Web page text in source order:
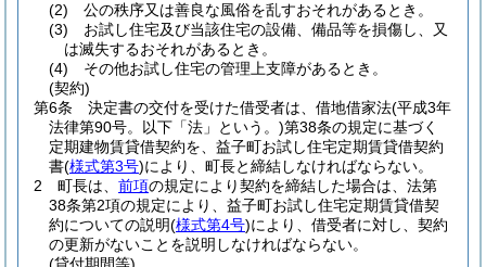
(2)
公の秩序又は善良な風俗を乱すおそれがあるとき。
(3)
お試し住宅及び当該住宅の設備、備品等を損傷し、又
は滅失するおそれがあるとき。
(4)
その他お試し住宅の管理上支障があるとき。
(契約)
第6条
決定書の交付を受けた借受者は、借地借家法(平成3年
法律第90号。以下「法」という。)第38条の規定に基づく
定期建物賃貸借契約を、益子町お試し住宅定期賃貸借契約
書(様式第3号)により、町長と締結しなければならない。
2
町長は、 前項の規定により契約を締結した場合は、法第
38条第2項の規定により、益子町お試し住宅定期賃貸借契
約についての説明(様式第4号)により、借受者に対し、契約
の更新がないことを説明しなければならない。